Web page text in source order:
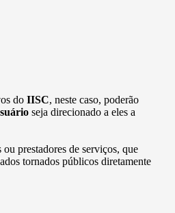
do IISC, neste caso, poderão
seja direcionado a eles a
prestadores de serviços, que
tornados públicos diretamente